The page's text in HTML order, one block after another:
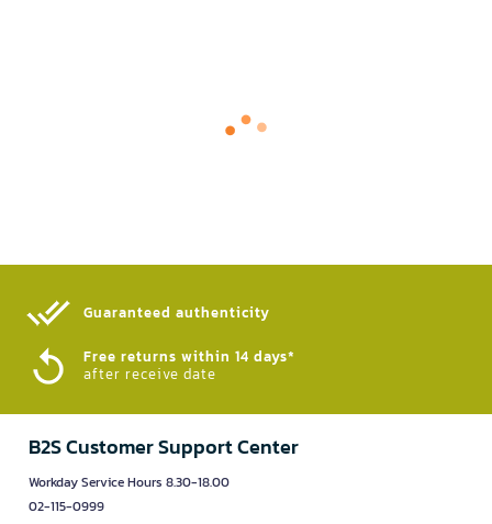
Guaranteed authenticity​
Free returns within 14 days*
after receive date
B2S Customer Support Center
Workday Service Hours 8.30-18.00
02-115-0999